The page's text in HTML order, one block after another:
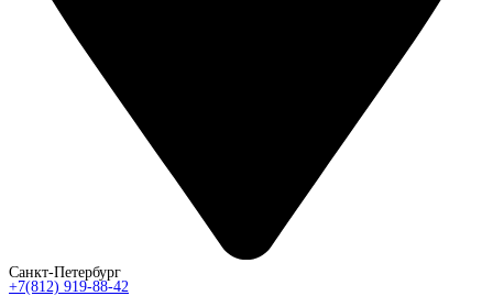
Санкт-Петербург
+7(812) 919-88-42